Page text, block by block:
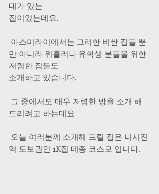
대가 있는
집이었는데요.
만 아니라 워홀러나 유학생 분들을 위한
저렴한 집들도
소개하고 있습니다.
드리려고 하는데요
역 도보권인 1K집 메종 코스모 입니다.